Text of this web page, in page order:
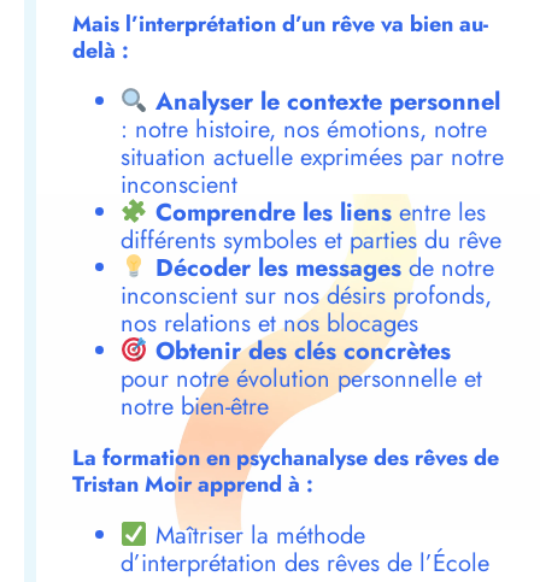
Mais l’interprétation d’un rêve va bien au-
delà :
Analyser le contexte personnel
: notre histoire, nos émotions, notre
situation actuelle exprimées par notre
inconscient
Comprendre les liensentre les
différents symboles et parties du rêve
Décoder les messagesde notre
inconscient sur nos désirs profonds,
nos relations et nos blocages
Obtenir des clés concrètes
pour notre évolution personnelle et
notre bien-être
La formation en psychanalyse des rêves de
Tristan Moir apprend à :
Maîtriser la méthode
d’interprétation des rêves de l’École